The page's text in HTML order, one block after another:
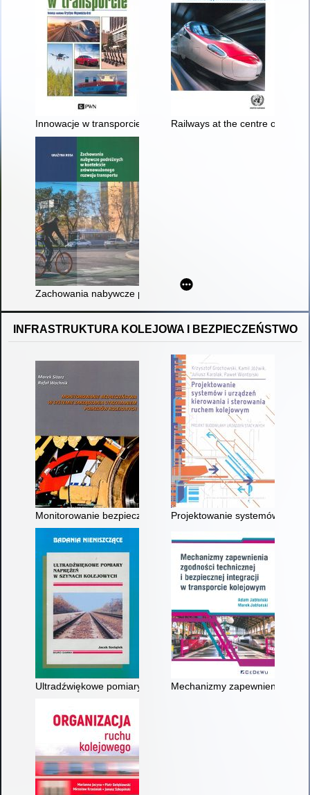
Innowacje w transporcie : zrównoważony rozwój, integracja
Railways at the centre of a
Zachowania nabywcze podróżnych w kontekście
INFRASTRUKTURA KOLEJOWA I BEZPIECZEŃSTWO
Monitorowanie bezpieczeństwa w systemie zarządzania
Projektowanie systemów i
Ultradźwiękowe pomiary naprężeń w szynach kolejowych
Mechanizmy zapewnienia